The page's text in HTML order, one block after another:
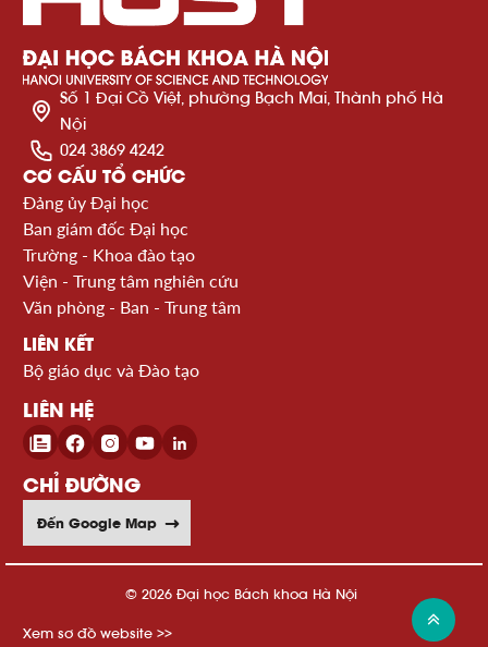
Số 1 Đại Cồ Việt, phường Bạch Mai, Thành phố Hà
Nội
024 3869 4242
CƠ CẤU TỔ CHỨC
Đảng ủy Đại học
Ban giám đốc Đại học
Trường - Khoa đào tạo
Viện - Trung tâm nghiên cứu
Văn phòng - Ban - Trung tâm
LIÊN KẾT
Bộ giáo dục và Đào tạo
LIÊN HỆ
CHỈ ĐƯỜNG
Đến Google Map
© 2026 Đại học Bách khoa Hà Nội
Xem sơ đồ website >>